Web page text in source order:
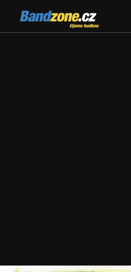
Bandzone.cz
žijeme hudbou